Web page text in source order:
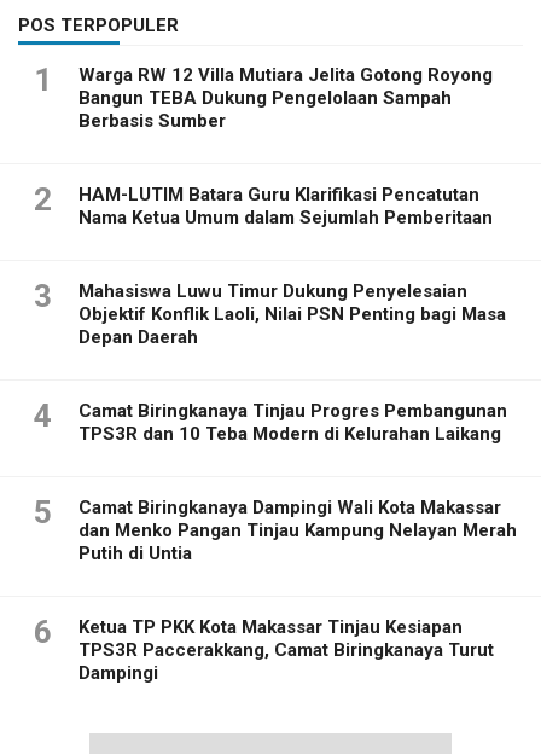
POS TERPOPULER
1
Warga RW 12 Villa Mutiara Jelita Gotong Royong
Bangun TEBA Dukung Pengelolaan Sampah
Berbasis Sumber
2
HAM-LUTIM Batara Guru Klarifikasi Pencatutan
Nama Ketua Umum dalam Sejumlah Pemberitaan
3
Mahasiswa Luwu Timur Dukung Penyelesaian
Objektif Konflik Laoli, Nilai PSN Penting bagi Masa
Depan Daerah
4
Camat Biringkanaya Tinjau Progres Pembangunan
TPS3R dan 10 Teba Modern di Kelurahan Laikang
5
Camat Biringkanaya Dampingi Wali Kota Makassar
dan Menko Pangan Tinjau Kampung Nelayan Merah
Putih di Untia
6
Ketua TP PKK Kota Makassar Tinjau Kesiapan
TPS3R Paccerakkang, Camat Biringkanaya Turut
Dampingi